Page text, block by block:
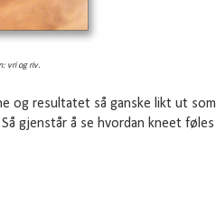
vri og riv.
og resultatet så ganske likt ut som
gjenstår å se hvordan kneet føles